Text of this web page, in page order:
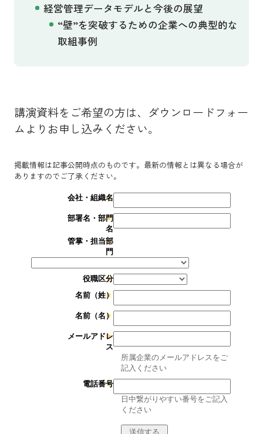
経営管理データモデルと今後の展望
“壁”を突破するための企業への典型的な
取組事例
講演資料をご希望の方は、ダウンロードフォー
ムよりお申し込みください。
掲載情報は記事公開時点のものです。最新の情報とは異なる場合が
ありますのでご了承ください。